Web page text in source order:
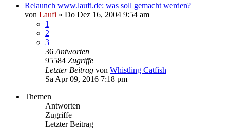
Relaunch www.laufi.de: was soll gemacht werden?
von Laufi » Do Dez 16, 2004 9:54 am
1
2
3
36 Antworten
95584 Zugriffe
Letzter Beitrag von Whistling Catfish
Sa Apr 09, 2016 7:18 pm
Themen
Antworten
Zugriffe
Letzter Beitrag